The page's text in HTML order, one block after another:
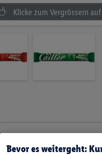
Bevor es weitergeht: